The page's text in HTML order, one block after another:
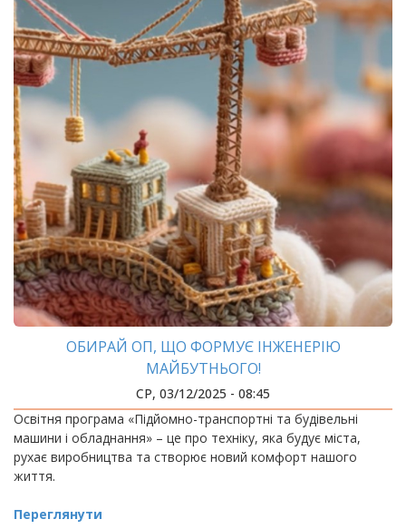
ОБИРАЙ ОП, ЩО ФОРМУЄ ІНЖЕНЕРІЮ
МАЙБУТНЬОГО!
СР, 03/12/2025 - 08:45
Освітня програма «Підйомно-транспортні та будівельні
машини і обладнання» – це про техніку, яка будує міста,
рухає виробництва та створює новий комфорт нашого
життя.
Переглянути